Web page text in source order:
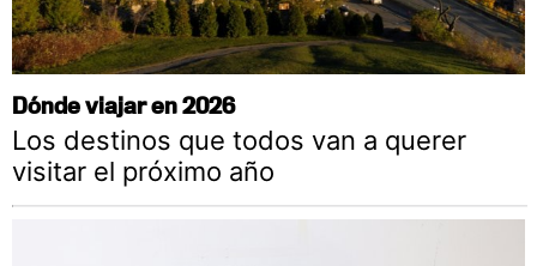
Dónde viajar en 2026
Los destinos que todos van a querer
visitar el próximo año